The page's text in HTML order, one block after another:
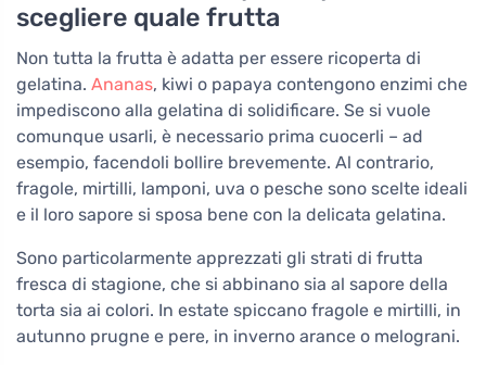
scegliere quale frutta
Non tutta la frutta è adatta per essere ricoperta di
gelatina. Ananas, kiwi o papaya contengono enzimi che
impediscono alla gelatina di solidificare. Se si vuole
comunque usarli, è necessario prima cuocerli – ad
esempio, facendoli bollire brevemente. Al contrario,
fragole, mirtilli, lamponi, uva o pesche sono scelte ideali
e il loro sapore si sposa bene con la delicata gelatina.
Sono particolarmente apprezzati gli strati di frutta
fresca di stagione, che si abbinano sia al sapore della
torta sia ai colori. In estate spiccano fragole e mirtilli, in
autunno prugne e pere, in inverno arance o melograni.